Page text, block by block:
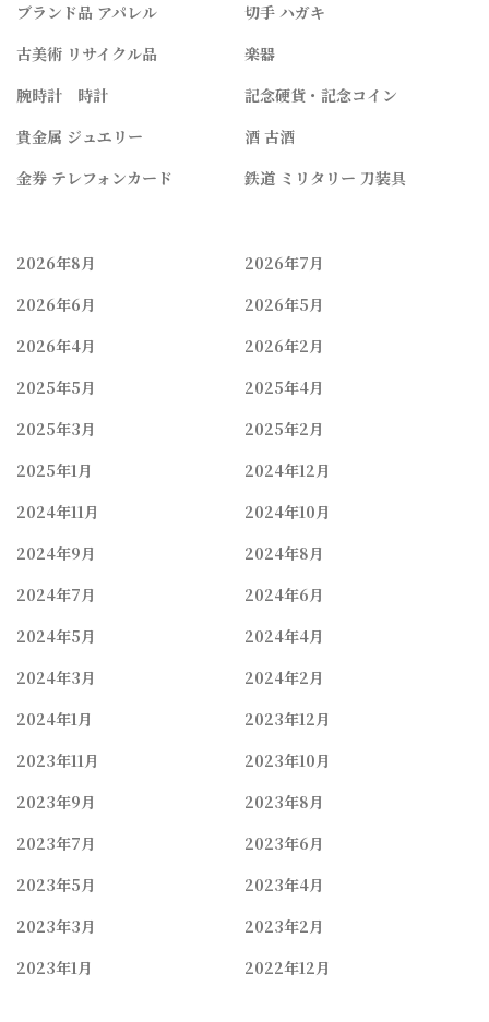
ブランド品 アパレル
切手 ハガキ
古美術 リサイクル品
楽器
腕時計 時計
記念硬貨・記念コイン
貴金属 ジュエリー
酒 古酒
金券 テレフォンカード
鉄道 ミリタリー 刀装具
2026年8月
2026年7月
2026年6月
2026年5月
2026年4月
2026年2月
2025年5月
2025年4月
2025年3月
2025年2月
2025年1月
2024年12月
2024年11月
2024年10月
2024年9月
2024年8月
2024年7月
2024年6月
2024年5月
2024年4月
2024年3月
2024年2月
2024年1月
2023年12月
2023年11月
2023年10月
2023年9月
2023年8月
2023年7月
2023年6月
2023年5月
2023年4月
2023年3月
2023年2月
2023年1月
2022年12月